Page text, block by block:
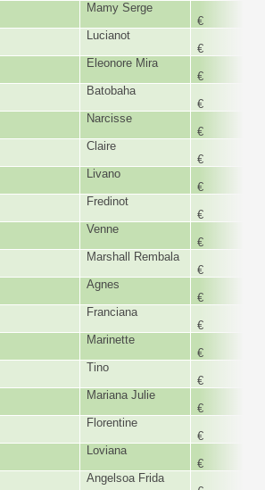
Mamy Serge
€
Lucianot
€
Eleonore Mira
€
Batobaha
€
Narcisse
€
Claire
€
Livano
€
Fredinot
€
Venne
€
Marshall Rembala
€
Agnes
€
Franciana
€
Marinette
€
Tino
€
Mariana Julie
€
Florentine
€
Loviana
€
Angelsoa Frida